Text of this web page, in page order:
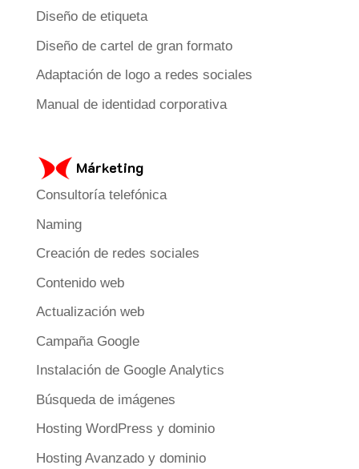
Diseño de etiqueta
Diseño de cartel de gran formato
Adaptación de logo a redes sociales
Manual de identidad corporativa
Márketing
Consultoría telefónica
Naming
Creación de redes sociales
Contenido web
Actualización web
Campaña Google
Instalación de Google Analytics
Búsqueda de imágenes
Hosting WordPress y dominio
Hosting Avanzado y dominio